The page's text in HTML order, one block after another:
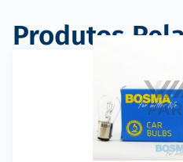
Produtos